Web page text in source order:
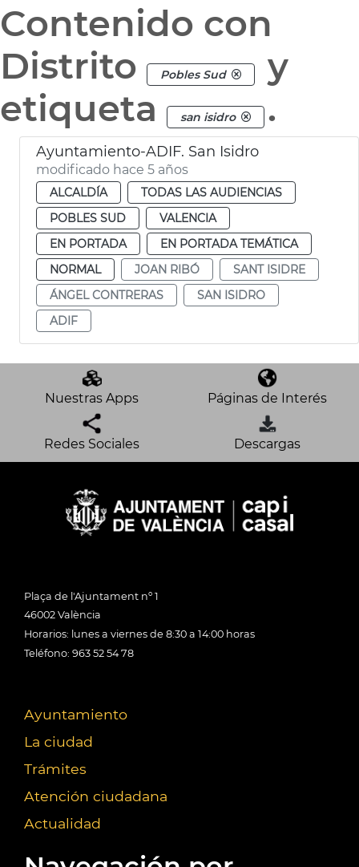
Contenido con
Distrito
Pobles Sud
y
etiqueta
san isidro .
Ayuntamiento-ADIF. San Isidro
modificado hace 5 años
ALCALDÍA
TODAS LAS AUDIENCIAS
POBLES SUD
VALENCIA
EN PORTADA
EN PORTADA TEMÁTICA
NORMAL
JOAN RIBÓ
SANT ISIDRE
ÁNGEL CONTRERAS
SAN ISIDRO
ADIF
Nuestras Apps Páginas de Interés
Redes Sociales Descargas
Plaça de l'Ajuntament nº 1
46002 València
Horarios: lunes a viernes de 8:30 a 14:00 horas
Teléfono: 963 52 54 78
Ayuntamiento
La ciudad
Trámites
Atención ciudadana
Actualidad